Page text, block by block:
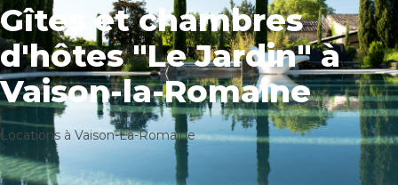
Gîtes et chambres
d'hôtes "Le Jardin" à
Vaison-la-Romaine
Locations à Vaison-La-Romaine